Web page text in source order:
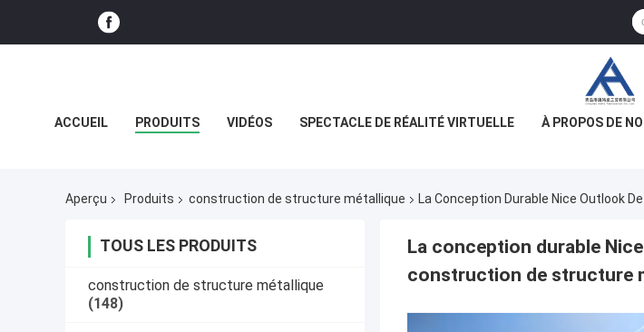
ACCUEIL PRODUITS VIDÉOS SPECTACLE DE RÉALITÉ VIRTUELLE À PROPOS DE
Aperçu Produits construction de structure métallique La Conception Durable Nice Outlook
TOUS LES PRODUITS
construction de structure métallique
(148)
La conception durable
construction de structure